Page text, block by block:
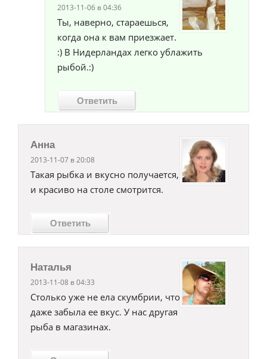
2013-11-06 в 04:36
Ты, наверно, стараешься,
когда она к вам приезжает.
:) В Нидерландах легко ублажить
рыбой.:)
Ответить
Анна
2013-11-07 в 20:08
Такая рыбка и вкусно получается,
и красиво на столе смотрится.
Ответить
Наталья
2013-11-08 в 04:33
Столько уже не ела скумбрии, что
даже забыла ее вкус. У нас другая
рыба в магазинах.